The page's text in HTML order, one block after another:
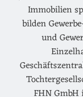
Immobilien
bilden
und
FHN